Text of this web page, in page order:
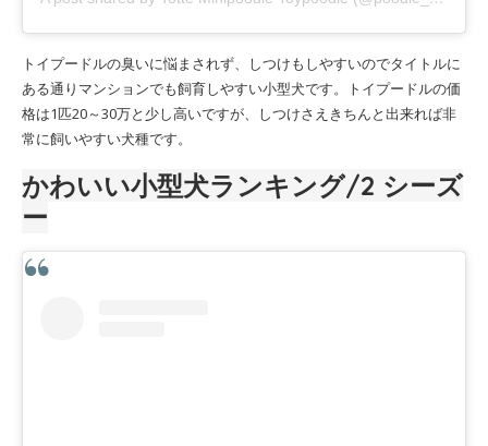
トイプードルの臭いに悩まされず、しつけもしやすいのでタイトルに
ある通りマンションでも飼育しやすい小型犬です。トイプードルの価
格は1匹20～30万と少し高いですが、しつけさえきちんと出来れば非
常に飼いやすい犬種です。
かわいい小型犬ランキング/2 シーズ
ー